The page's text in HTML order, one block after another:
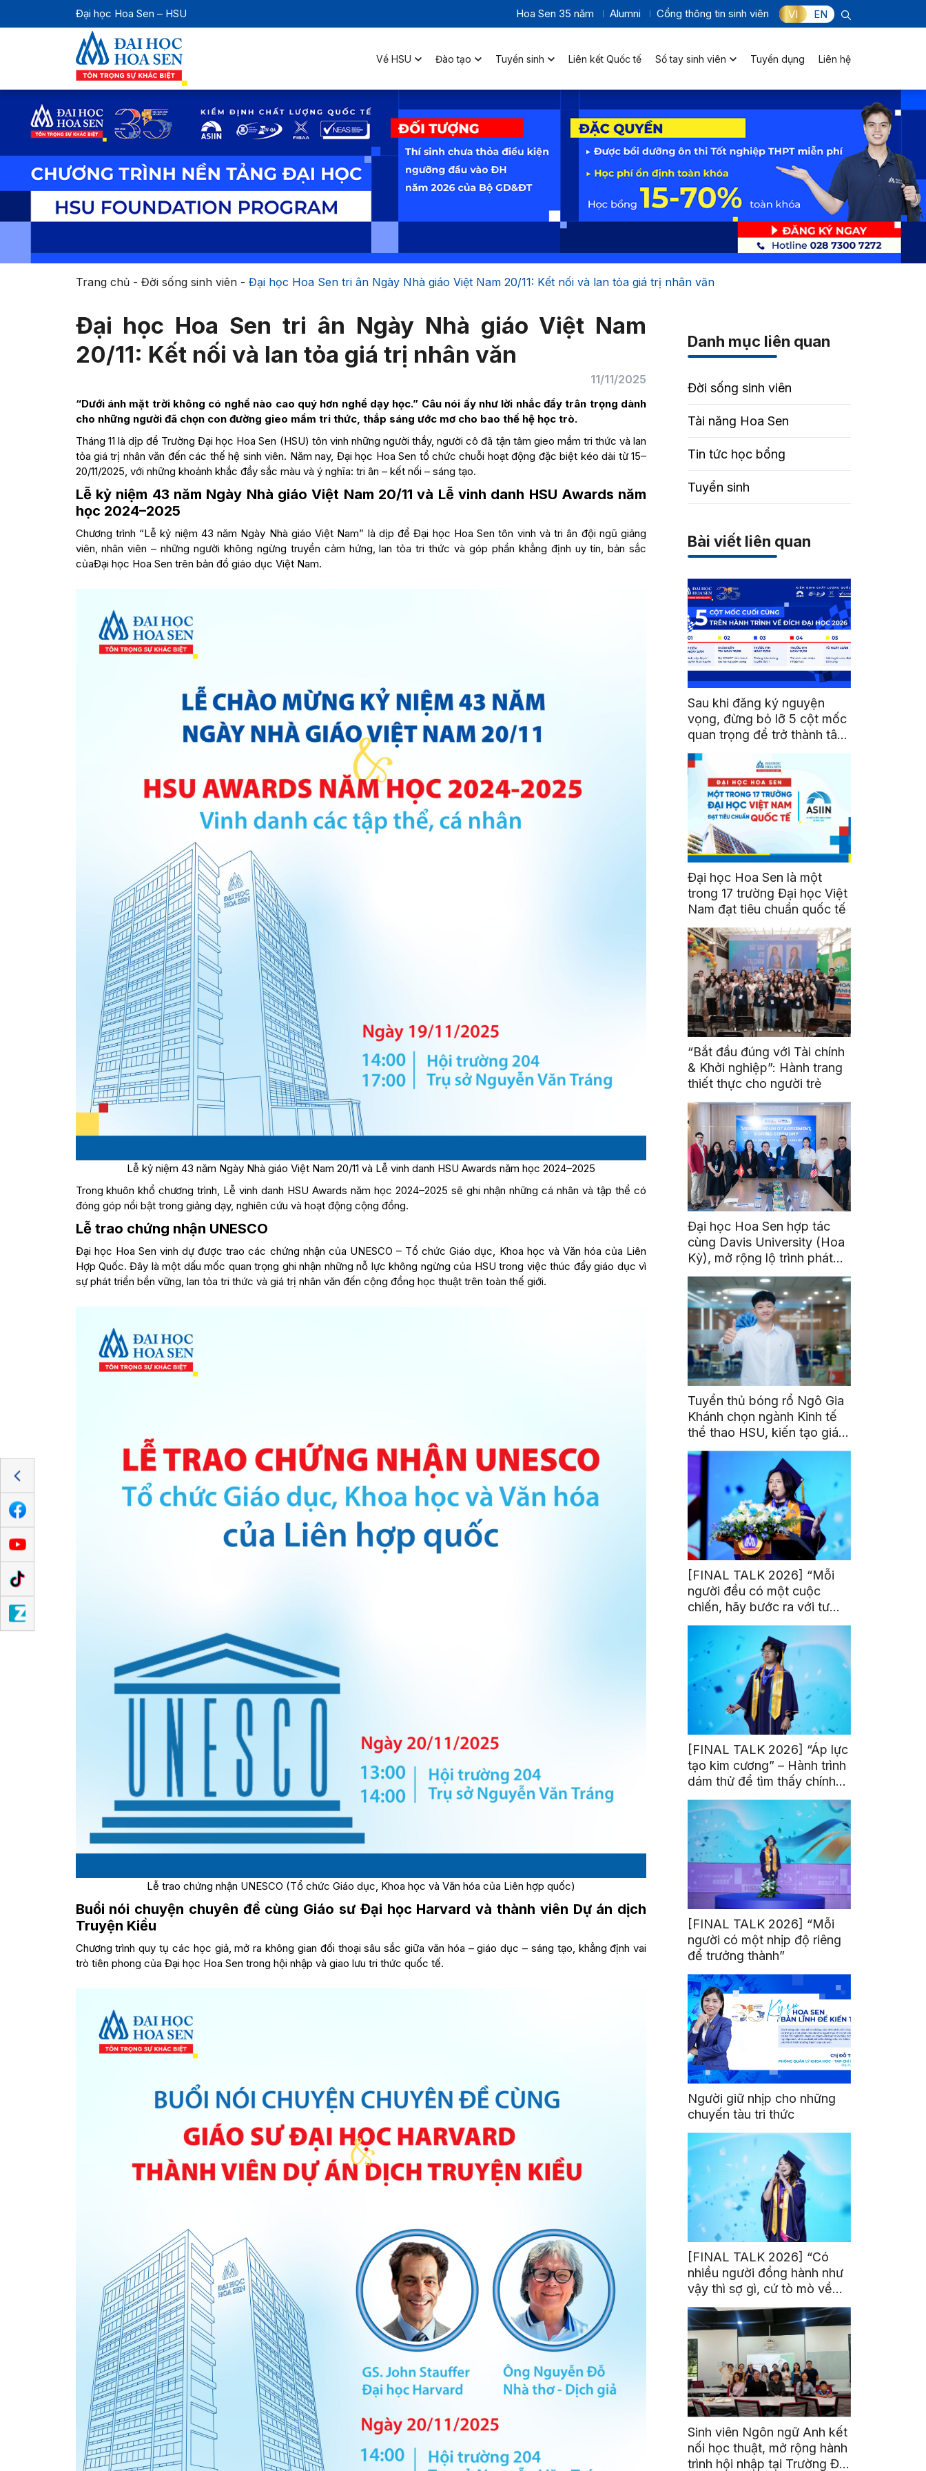
Đại học Hoa Sen – HSU Hoa Sen 35 năm Alumni Cổng thông tin sinh viên VI EN
Về HSU Đào tạo Tuyển sinh Liên kết Quốc tế Sổ tay sinh viên Tuyển dụng Liên hệ
Trang chủ- Đời sống sinh viên- Đại học Hoa Sen tri ân Ngày Nhà giáo Việt Nam 20/11: Kết nối và lan tỏa giá trị nhân văn
Đại học Hoa Sen tri ân Ngày Nhà giáo Việt Nam
20/11: Kết nối và lan tỏa giá trị nhân văn
11/11/2025
“Dưới ánh mặt trời không có nghề nào cao quý hơn nghề dạy học.” Câu nói ấy như lời nhắc đầy trân trọng dành
cho những người đã chọn con đường gieo mầm tri thức, thắp sáng ước mơ cho bao thế hệ học trò.
Tháng 11 là dịp để Trường Đại học Hoa Sen (HSU) tôn vinh những người thầy, người cô đã tận tâm gieo mầm tri thức và lan
tỏa giá trị nhân văn đến các thế hệ sinh viên. Năm nay, Đại học Hoa Sen tổ chức chuỗi hoạt động đặc biệt kéo dài từ 15–
20/11/2025, với những khoảnh khắc đầy sắc màu và ý nghĩa: tri ân – kết nối – sáng tạo.
Lễ kỷ niệm 43 năm Ngày Nhà giáo Việt Nam 20/11 và Lễ vinh danh HSU Awards năm
học 2024–2025
Chương trình “Lễ kỷ niệm 43 năm Ngày Nhà giáo Việt Nam” là dịp để Đại học Hoa Sen tôn vinh và tri ân đội ngũ giảng
viên, nhân viên – những người không ngừng truyền cảm hứng, lan tỏa tri thức và góp phần khẳng định uy tín, bản sắc
củaĐại học Hoa Sen trên bản đồ giáo dục Việt Nam.
Lễ kỷ niệm 43 năm Ngày Nhà giáo Việt Nam 20/11 và Lễ vinh danh HSU Awards năm học 2024–2025
Trong khuôn khổ chương trình, Lễ vinh danh HSU Awards năm học 2024–2025 sẽ ghi nhận những cá nhân và tập thể có
đóng góp nổi bật trong giảng dạy, nghiên cứu và hoạt động cộng đồng.
Lễ trao chứng nhận UNESCO
Đại học Hoa Sen vinh dự được trao các chứng nhận của UNESCO – Tổ chức Giáo dục, Khoa học và Văn hóa của Liên
Hợp Quốc. Đây là một dấu mốc quan trọng ghi nhận những nỗ lực không ngừng của HSU trong việc thúc đẩy giáo dục vì
sự phát triển bền vững, lan tỏa tri thức và giá trị nhân văn đến cộng đồng học thuật trên toàn thế giới.
Lễ trao chứng nhận UNESCO (Tổ chức Giáo dục, Khoa học và Văn hóa của Liên hợp quốc)
Buổi nói chuyện chuyên đề cùng Giáo sư Đại học Harvard và thành viên Dự án dịch
Truyện Kiều
Chương trình quy tụ các học giả, mở ra không gian đối thoại sâu sắc giữa văn hóa – giáo dục – sáng tạo, khẳng định vai
trò tiên phong của Đại học Hoa Sen trong hội nhập và giao lưu tri thức quốc tế.
Danh mục liên quan
Đời sống sinh viên
Tài năng Hoa Sen
Tin tức học bổng
Tuyển sinh
Bài viết liên quan
Sau khi đăng ký nguyện
vọng, đừng bỏ lỡ 5 cột mốc
quan trọng để trở thành tân
sinh viên HSU
Đại học Hoa Sen là một
trong 17 trường Đại học Việt
Nam đạt tiêu chuẩn quốc tế
“Bắt đầu đúng với Tài chính
& Khởi nghiệp”: Hành trang
thiết thực cho người trẻ
Đại học Hoa Sen hợp tác
cùng Davis University (Hoa
Kỳ), mở rộng lộ trình phát
triển toàn cầu cho sinh viên
Tuyển thủ bóng rổ Ngô Gia
Khánh chọn ngành Kinh tế
thể thao HSU, kiến tạo giá
trị từ đam mê thể thao
[FINAL TALK 2026] “Mỗi
người đều có một cuộc
chiến, hãy bước ra với tư
thế của người chiến thắng”
[FINAL TALK 2026] “Áp lực
tạo kim cương” – Hành trình
dám thử để tìm thấy chính
mình
[FINAL TALK 2026] “Mỗi
người có một nhịp độ riêng
để trưởng thành”
Người giữ nhịp cho những
chuyến tàu tri thức
[FINAL TALK 2026] “Có
nhiều người đồng hành như
vậy thì sợ gì, cứ tò mò về
thế giới thôi”
Sinh viên Ngôn ngữ Anh kết
nối học thuật, mở rộng hành
trình hội nhập tại Trường Đại